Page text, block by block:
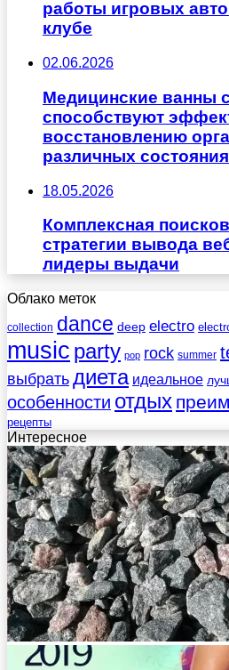
работы игровых
клубе
02.06.2026
Медицинские ванны
способствуют
восстановлению
различных
18.05.2026
Комплексная
стратегии вывода
лидеры выдачи
Облако меток
collection dance deep electro
music party pop rock summer
выбратьдиета идеальное
особенности отдых
рецепты
Интересное